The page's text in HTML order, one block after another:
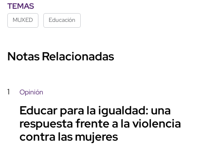
TEMAS
MUXED Educación
Notas Relacionadas
1 Opinión
Educar para la igualdad: una
respuesta frente a la violencia
contra las mujeres